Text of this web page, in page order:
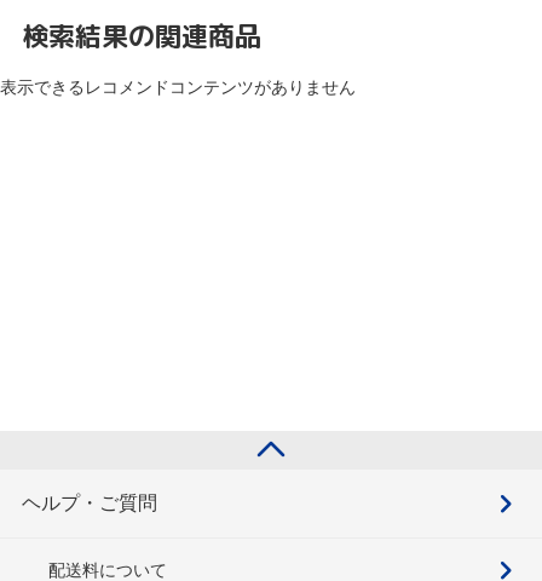
検索結果の関連商品
表示できるレコメンドコンテンツがありません
ヘルプ・ご質問
配送料について